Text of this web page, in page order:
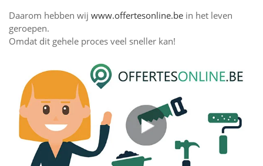
Daarom hebben wij www.offertesonline.be in het leven
geroepen.
Omdat dit gehele proces veel sneller kan!